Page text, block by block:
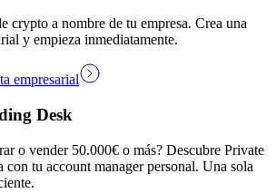
crypto a nombre de tu empresa. Crea una
y empieza inmediatamente.
empresarial
Desk
o vender 50.000€ o más? Descubre Private
con tu account manager personal. Una sola